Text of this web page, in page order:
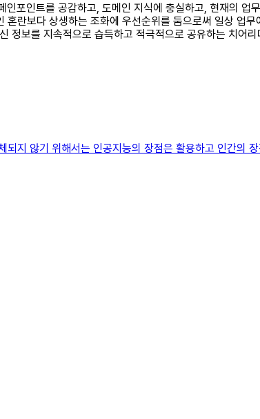
포인트를 공감하고, 도메인 지식에 충실하고, 현재의 업
란보다 상생하는 조화에 우선순위를 둠으로써 일상 업
보를 지속적으로 습득하고 적극적으로 공유하는 치어
지 않기 위해서는 인공지능의 장점은 활용하고 인간의